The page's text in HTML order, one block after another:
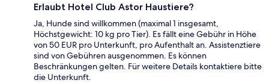
Erlaubt Hotel Club Astor Haustiere?
Ja, Hunde sind willkommen (maximal 1 insgesamt,
Höchstgewicht: 10 kg pro Tier). Es fällt eine Gebühr in Höhe
von 50 EUR pro Unterkunft, pro Aufenthalt an. Assistenztiere
sind von Gebühren ausgenommen. Es können
Beschränkungen gelten. Für weitere Details kontaktiere bitte
die Unterkunft.